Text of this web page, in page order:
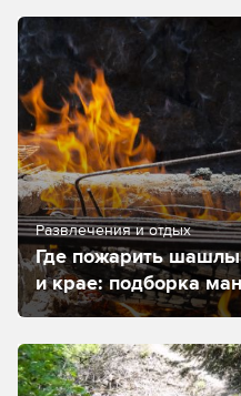
Развлечения и отдых
Где пожарить
и крае: подборка